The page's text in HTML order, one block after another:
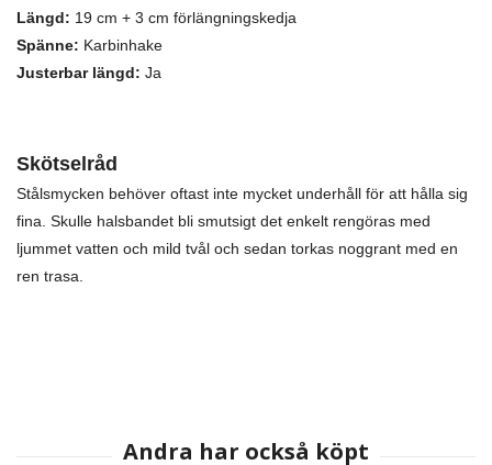
Längd: 19 cm + 3 cm förlängningskedja
Spänne: Karbinhake
Justerbar längd: Ja
Skötselråd
Stålsmycken behöver oftast inte mycket underhåll för att hålla sig
fina. Skulle halsbandet bli smutsigt det enkelt rengöras med
ljummet vatten och mild tvål och sedan torkas noggrant med en
ren trasa.